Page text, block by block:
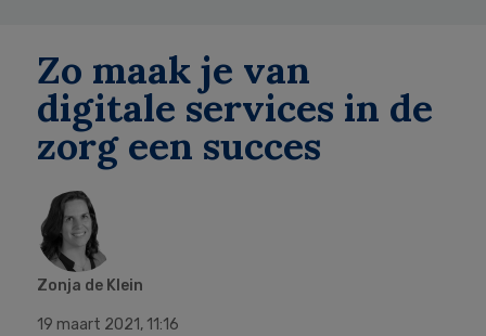
Zo maak je van
digitale services in de
zorg een succes
Zonja de Klein
19 maart 2021, 11:16